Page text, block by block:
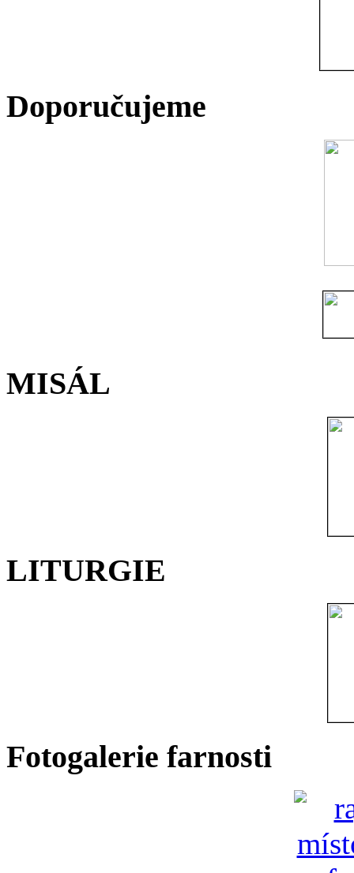
Doporučujeme
MISÁL
LITURGIE
Fotogalerie farnosti